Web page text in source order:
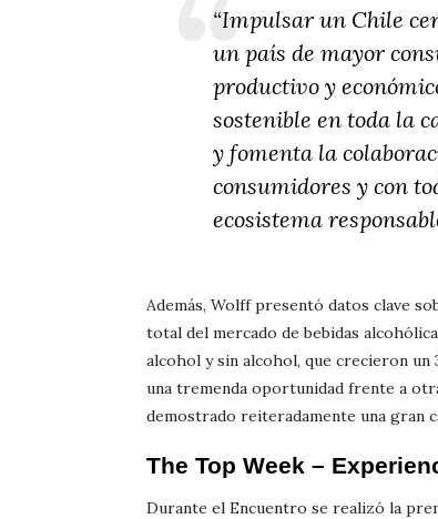
“Impulsar un Chile
un país de mayor
productivo y
sostenible en toda la
y fomenta la
consumidores y con
ecosistema
Además, Wolff presentó datos clave
total del mercado de bebidas
alcohol y sin alcohol, que crecieron un
una tremenda oportunidad frente a
demostrado reiteradamente una gran
The Top Week –
Durante el Encuentro se realizó la